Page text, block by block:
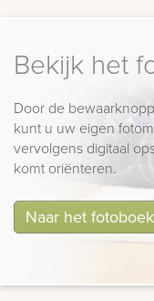
Bekijk het
Door de
kunt u uw eigen
vervolgens digitaal
komt oriënteren.
Naar het fotoboek